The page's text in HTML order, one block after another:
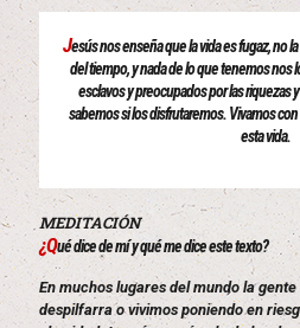
Jesús nos enseña que la vida es fugaz, no
del tiempo, y nada de lo que tenemos nos
esclavos y preocupados por las riquezas
sabemos si los disfrutaremos. Vivamos
esta vida.
MEDITACIÓN
¿Qué dice de mí y qué me dice este texto?
En muchos lugares del mundo la
despilfarra o vivimos poniendo en